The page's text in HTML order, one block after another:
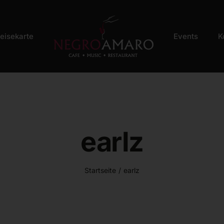
Events
earlz
Startseite / earlz